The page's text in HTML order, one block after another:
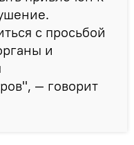
с просьбой
и
— говорит